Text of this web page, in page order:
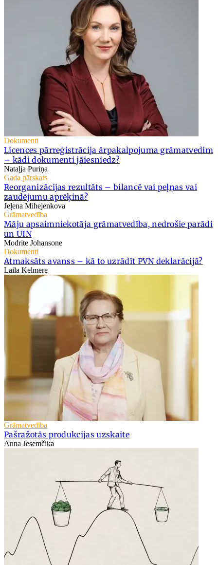
Dokumenti
Licences pārreģistrācija ārpakalpojuma grāmatvedim
– kādi dokumenti jāiesniedz?
Nataļja Puriņa
Gada pārskats
Reorganizācijas rezultāts – bilancē vai peļņas vai
zaudējumu aprēķinā?
Jeļena Mihejenkova
Grāmatvedība
Māju apsaimniekotāja grāmatvedība, nedrošie parādi
un UIN
Modrīte Johansone
Dokumenti
Atmaksāts avanss – kā to uzrādīt PVN deklarācijā?
Laila Kelmere
Grāmatvedība
Pašražotās produkcijas uzskaite
Anna Jesemčika